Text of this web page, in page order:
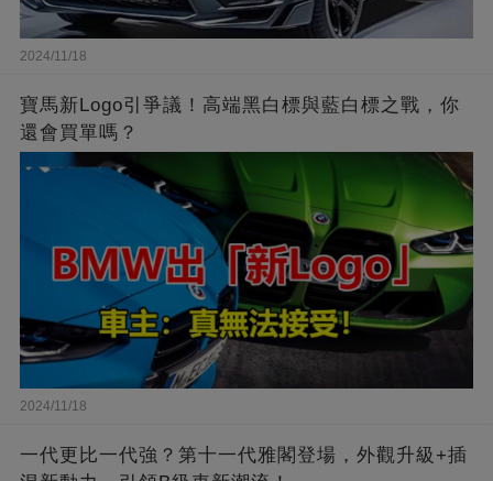
2024/11/18
寶馬新Logo引爭議！高端黑白標與藍白標之戰，你
還會買單嗎？
2024/11/18
一代更比一代強？第十一代雅閣登場，外觀升級+插